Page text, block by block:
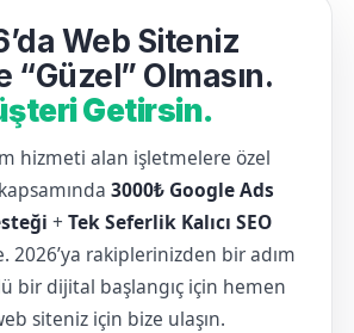
Web Siteniz
“Güzel” Olmasın.
Getirsin.
hizmeti alan işletmelere özel
3000₺ Google Ads
+ Tek Seferlik Kalıcı SEO
2026’ya rakiplerinizden bir adım
bir dijital başlangıç için hemen
siteniz için bize ulaşın.